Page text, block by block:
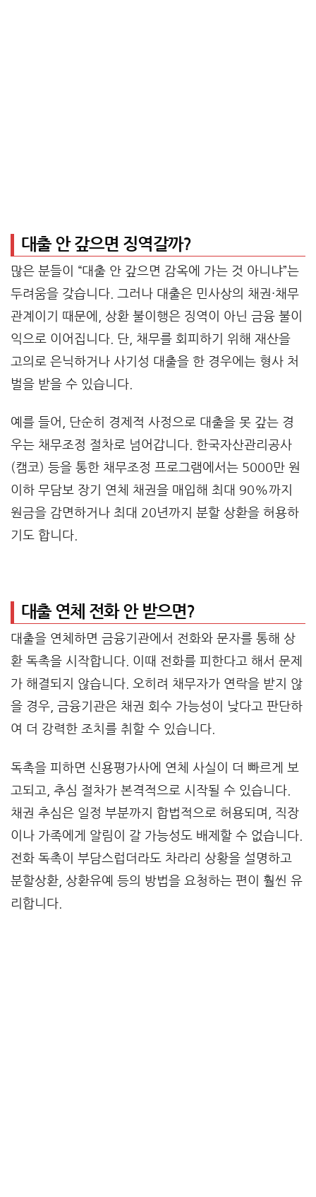
대출 안 갚으면 징역갈까?
많은 분들이 “대출 안 갚으면 감옥에 가는 것 아니냐”는
두려움을 갖습니다. 그러나 대출은 민사상의 채권·채무
관계이기 때문에, 상환 불이행은 징역이 아닌 금융 불이
익으로 이어집니다. 단, 채무를 회피하기 위해 재산을
고의로 은닉하거나 사기성 대출을 한 경우에는 형사 처
벌을 받을 수 있습니다.
예를 들어, 단순히 경제적 사정으로 대출을 못 갚는 경
우는 채무조정 절차로 넘어갑니다. 한국자산관리공사
(캠코) 등을 통한 채무조정 프로그램에서는 5000만 원
이하 무담보 장기 연체 채권을 매입해 최대 90%까지
원금을 감면하거나 최대 20년까지 분할 상환을 허용하
기도 합니다.
대출 연체 전화 안 받으면?
대출을 연체하면 금융기관에서 전화와 문자를 통해 상
환 독촉을 시작합니다. 이때 전화를 피한다고 해서 문제
가 해결되지 않습니다. 오히려 채무자가 연락을 받지 않
을 경우, 금융기관은 채권 회수 가능성이 낮다고 판단하
여 더 강력한 조치를 취할 수 있습니다.
독촉을 피하면 신용평가사에 연체 사실이 더 빠르게 보
고되고, 추심 절차가 본격적으로 시작될 수 있습니다.
채권 추심은 일정 부분까지 합법적으로 허용되며, 직장
이나 가족에게 알림이 갈 가능성도 배제할 수 없습니다.
전화 독촉이 부담스럽더라도 차라리 상황을 설명하고
분할상환, 상환유예 등의 방법을 요청하는 편이 훨씬 유
리합니다.